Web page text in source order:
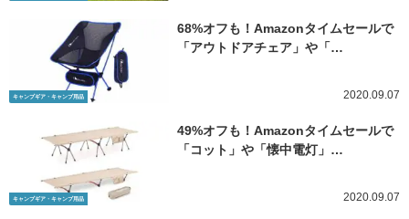
キャンプギア・キャンプ用品
68%オフも！Amazonタイムセールで
「アウトドアチェア」や「…
2020.09.07
キャンプギア・キャンプ用品
49%オフも！Amazonタイムセールで
「コット」や「懐中電灯」…
2020.09.07